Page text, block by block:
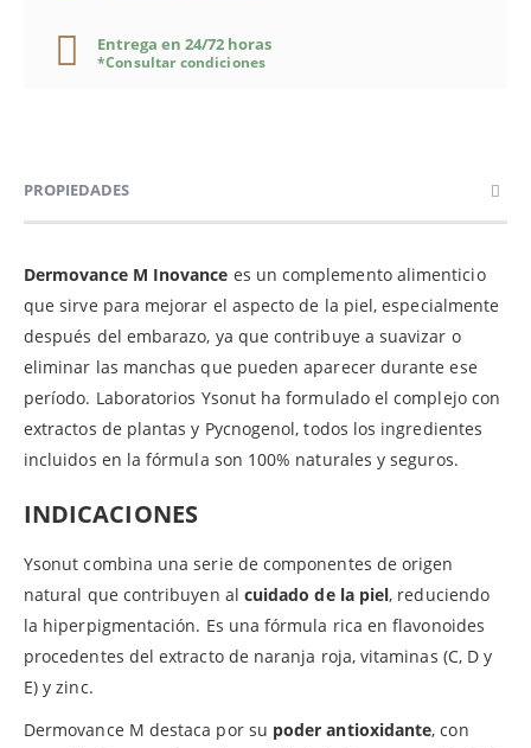
Entrega en 24/72 horas
*Consultar condiciones
PROPIEDADES
Dermovance M Inovance es un complemento alimenticio
que sirve para mejorar el aspecto de la piel, especialmente
después del embarazo, ya que contribuye a suavizar o
eliminar las manchas que pueden aparecer durante ese
período. Laboratorios Ysonut ha formulado el complejo con
extractos de plantas y Pycnogenol, todos los ingredientes
incluidos en la fórmula son 100% naturales y seguros.
INDICACIONES
Ysonut combina una serie de componentes de origen
natural que contribuyen al cuidado de la piel, reduciendo
la hiperpigmentación. Es una fórmula rica en flavonoides
procedentes del extracto de naranja roja, vitaminas (C, D y
E) y zinc.
Dermovance M destaca por su poder antioxidante, con